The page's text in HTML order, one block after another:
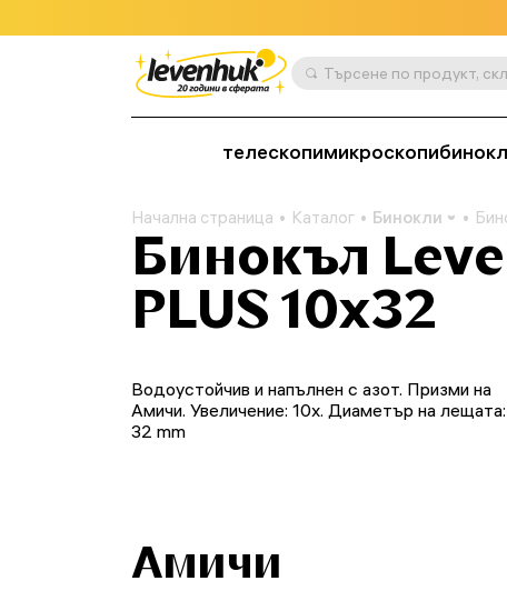
телескопимикроскопи
Начална страница Каталог Бинокли
Бинокъл
PLUS 10x32
Водоустойчив и напълнен с азот. Призми на
Амичи. Увеличение: 10x. Диаметър на лещата:
32 mm
Амичи